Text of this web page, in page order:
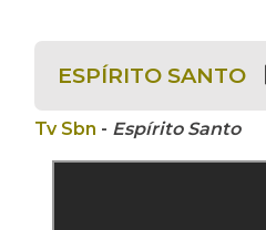
ESPÍRITO SANTO
Tv Sbn - Espírito Santo